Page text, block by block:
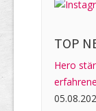
TOP
Hero